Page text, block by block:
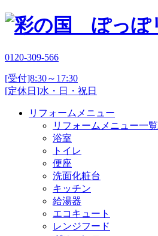
0120-309-566
[受付]8:30～17:30
[定休日]水・日・祝日
リフォームメニュー
リフォームメニュー一覧
浴室
トイレ
便座
洗面化粧台
キッチン
給湯器
エコキュート
レンジフード